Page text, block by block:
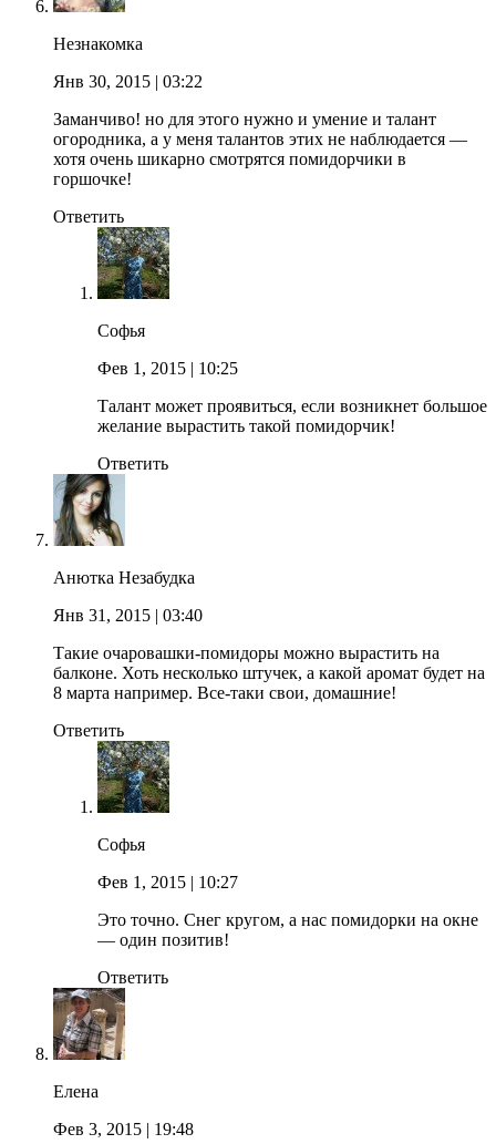
Незнакомка
Янв 30, 2015 | 03:22
Заманчиво! но для этого нужно и умение и талант
огородника, а у меня талантов этих не наблюдается —
хотя очень шикарно смотрятся помидорчики в
горшочке!
Ответить
Софья
Фев 1, 2015 | 10:25
Талант может проявиться, если возникнет большое
желание вырастить такой помидорчик!
Ответить
Анютка Незабудка
Янв 31, 2015 | 03:40
Такие очаровашки-помидоры можно вырастить на
балконе. Хоть несколько штучек, а какой аромат будет на
8 марта например. Все-таки свои, домашние!
Ответить
Софья
Фев 1, 2015 | 10:27
Это точно. Снег кругом, а нас помидорки на окне
— один позитив!
Ответить
Елена
Фев 3, 2015 | 19:48